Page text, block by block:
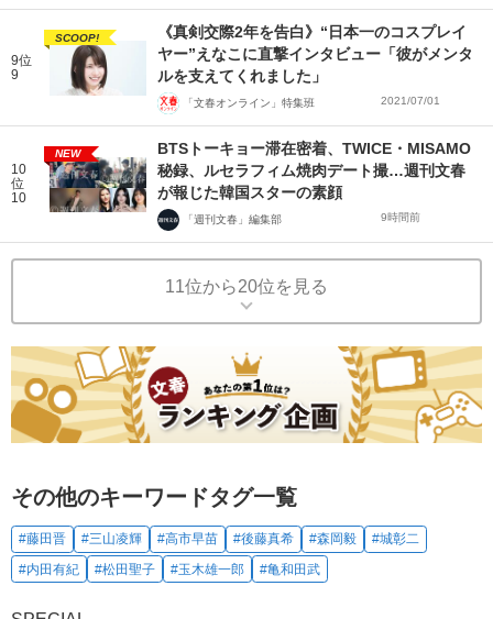
9位
9
SCOOP!
《真剣交際2年を告白》“日本一のコスプレイ
ヤー”えなこに直撃インタビュー「彼がメンタ
ルを支えてくれました」
「文春オンライン」特集班 2021/07/01
10
位
10
NEW
BTSトーキョー滞在密着、TWICE・MISAMO
秘録、ルセラフィム焼肉デート撮…週刊文春
が報じた韓国スターの素顔
「週刊文春」編集部 9時間前
11位から20位を見る
その他のキーワードタグ一覧
#藤田晋 #三山凌輝 #高市早苗 #後藤真希 #森岡毅
#城彰二
#内田有紀
#松田聖子 #玉木雄一郎 #亀和田武